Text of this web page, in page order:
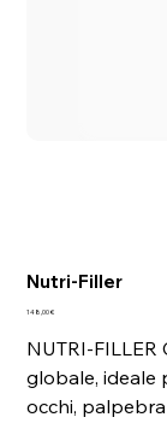
Nutri-Filler
Prezzo
148,00 €
NUTRI-FILLER
globale, ideale
occhi,